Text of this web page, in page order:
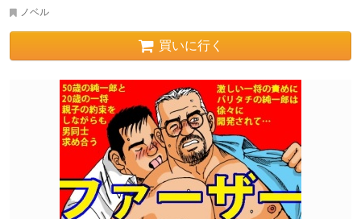
ノベル
買いに行く